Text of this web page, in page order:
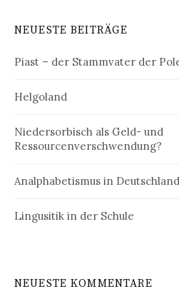
NEUESTE BEITRÄGE
Piast – der Stammvater der
Helgoland
Niedersorbisch als Geld- und
Ressourcenverschwendung?
Analphabetismus in Deutschland
Lingusitik in der Schule
NEUESTE KOMMENTARE